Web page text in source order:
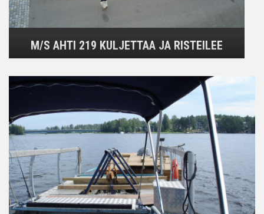
M/S AHTI 219 KULJETTAA JA RISTEILEE